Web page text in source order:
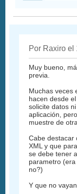
Por Raxiro el
Muy bueno,
previa.
Muchas veces
hacen desde
solicite datos
aplicación,
muestre de
Cabe destacar
XML y que
se debe tener
parametro
no?)
Y que no